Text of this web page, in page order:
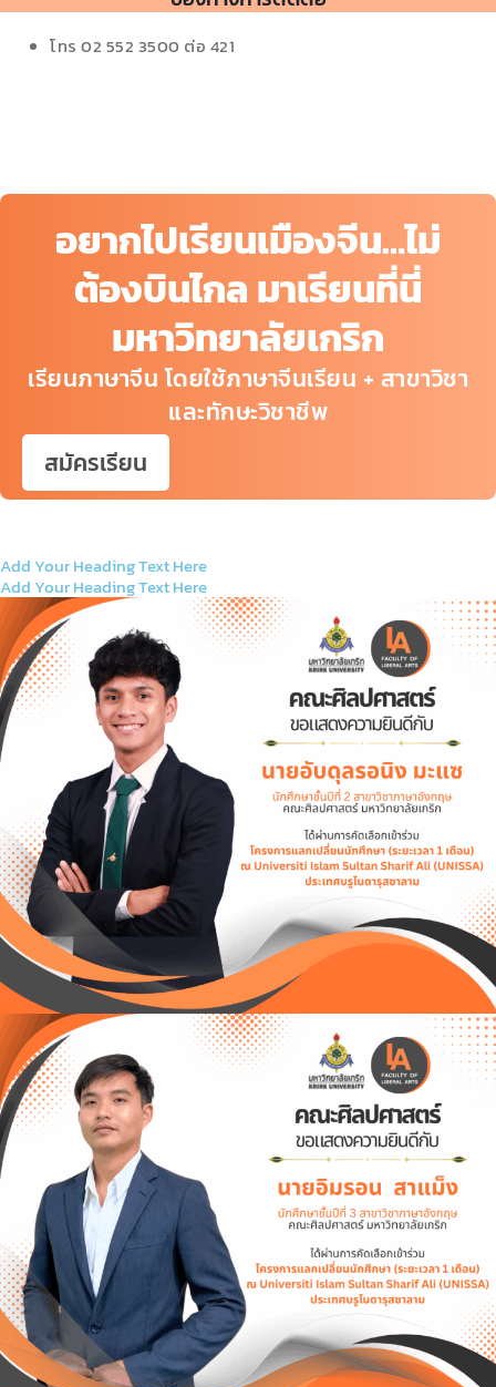
โทร 02 552 3500 ต่อ 421
อยากไปเรียนเมืองจีน…ไม่
ต้องบินไกล มาเรียนที่นี่
มหาวิทยาลัยเกริก
เรียนภาษาจีน โดยใช้ภาษาจีนเรียน + สาขาวิชา
และทักษะวิชาชีพ
สมัครเรียน
Add Your Heading Text Here
Add Your Heading Text Here